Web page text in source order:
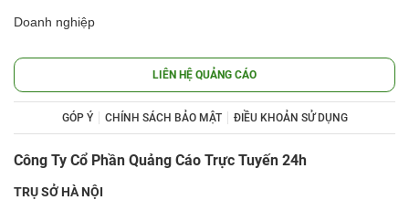
Doanh nghiệp
LIÊN HỆ QUẢNG CÁO
GÓP Ý CHÍNH SÁCH BẢO MẬT ĐIỀU KHOẢN SỬ DỤNG
Công Ty Cổ Phần Quảng Cáo Trực Tuyến 24h
TRỤ SỞ HÀ NỘI